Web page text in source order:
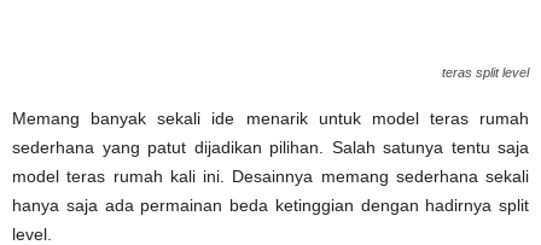
teras split level
Memang banyak sekali ide menarik untuk model teras rumah
sederhana yang patut dijadikan pilihan. Salah satunya tentu saja
model teras rumah kali ini. Desainnya memang sederhana sekali
hanya saja ada permainan beda ketinggian dengan hadirnya split
level.